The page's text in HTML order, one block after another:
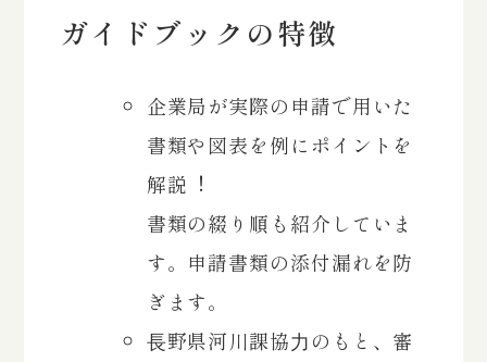
ガイドブックの特徴
企業局が実際の申請で用いた
書類や図表を例にポイントを
解説︕
書類の綴り順も紹介していま
す。申請書類の添付漏れを防
ぎます。
⻑野県河川課協⼒のもと、審